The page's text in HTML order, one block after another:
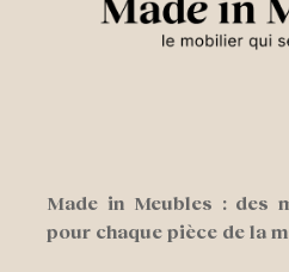
Made in Meubles : des
pour chaque pièce de la